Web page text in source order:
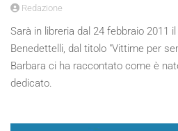
Redazione
Sarà in libreria dal 24 febbraio 2011
Benedettelli, dal titolo "Vittime per
Barbara ci ha raccontato come è
dedicato.